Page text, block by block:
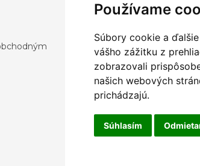
Používame
Súbory cookie a
vášho zážitku z
zobrazovali
našich webových
prichádzajú.
Súhlasím